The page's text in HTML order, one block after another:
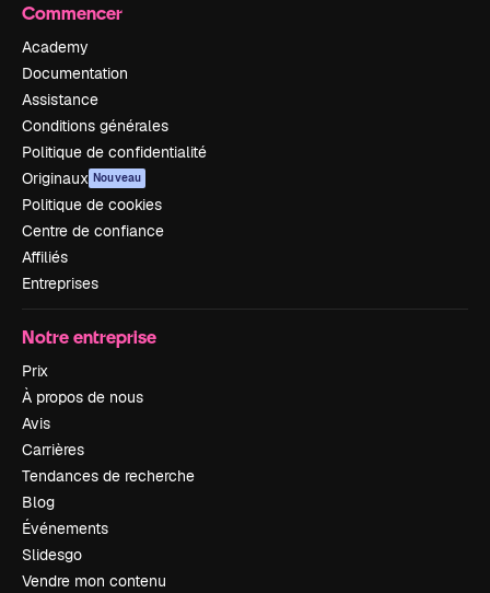
Commencer
Academy
Documentation
Assistance
Conditions générales
Politique de confidentialité
Originaux Nouveau
Politique de cookies
Centre de confiance
Affiliés
Entreprises
Notre entreprise
Prix
À propos de nous
Avis
Carrières
Tendances de recherche
Blog
Événements
Slidesgo
Vendre mon contenu